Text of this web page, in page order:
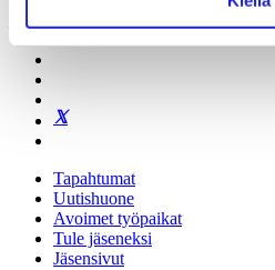
Eteläranta 10, 00130 Helsinki
Tapahtumat
Uutishuone
Avoimet työpaikat
Tule jäseneksi
Jäsensivut